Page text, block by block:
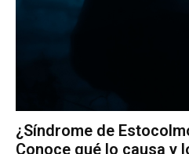
¿Síndrome de
Conoce qué lo causa y